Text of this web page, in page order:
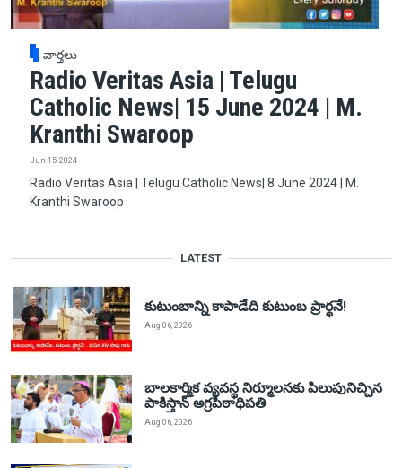
వార్తలు
Radio Veritas Asia | Telugu
Catholic News| 15 June 2024 | M.
Kranthi Swaroop
Jun 15, 2024
Radio Veritas Asia | Telugu Catholic News| 8 June 2024 | M.
Kranthi Swaroop
LATEST
కుటుంబాన్ని కాపాడేది కుటుంబ ప్రార్థనే!
Aug 06, 2026
బాలకార్మిక వ్యవస్థ నిర్మూలనకు పిలుపునిచ్చిన
పాకిస్తాన్ అగ్రపీఠాధిపతి
Aug 06, 2026